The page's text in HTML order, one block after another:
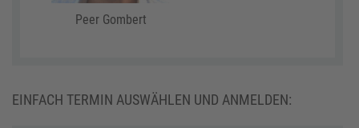
Peer Gombert
EINFACH TERMIN AUSWÄHLEN UND ANMELDEN: